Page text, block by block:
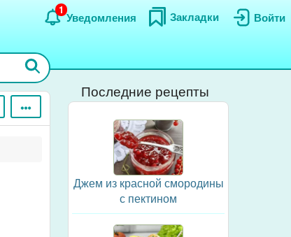
Войти
Закладки
Уведомления
1
Последние рецепты
Джем из красной смородины
с пектином